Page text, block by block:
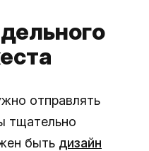
отправлять
тщательно
быть дизайн